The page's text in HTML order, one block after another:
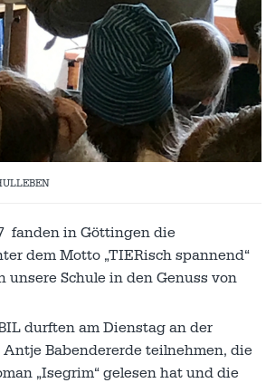
fanden in Göttingen die
dem Motto „TIERisch spannend“
unsere Schule in den Genuss von
durften am Dienstag an der
Babendererde teilnehmen, die
„Isegrim“ gelesen hat und die